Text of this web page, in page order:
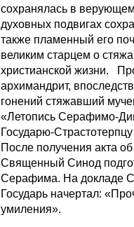
сохранялась в
духовных подвигах
также пламенный его
великим старцем о
христианской жизни.
архимандрит,
гонений стяжавший
«Летопись Серафимо-
Государю-
После получения акта
Священный Синод
Серафима. На докладе
Государь начертал:
умиления».